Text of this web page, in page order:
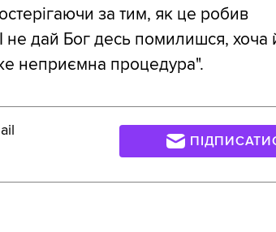
за тим, як це робив
не дай Бог десь помилишся, хоча
неприємна процедура".